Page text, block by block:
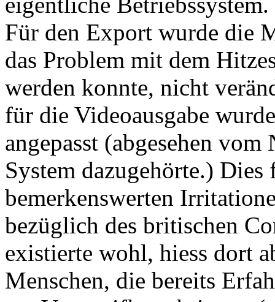
Für den Export wurde die
das Problem mit dem
werden konnte, nicht
für die Videoausgabe
angepasst (abgesehen
System dazugehörte.)
bemerkenswerten
bezüglich des britischen
existierte wohl, hiess dort
Menschen, die bereits